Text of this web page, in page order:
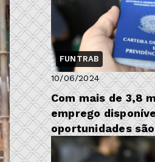
FUNTRAB
10/06/2024
Com mais de 3,8
emprego
oportunidades